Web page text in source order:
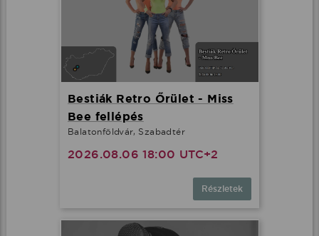
Bestiák Retro Őrület - Miss
Bee fellépés
Balatonföldvár, Szabadtér
2026.08.06 18:00 UTC+2
Részletek